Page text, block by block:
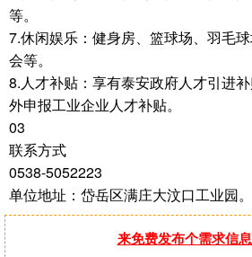
等。
7.休闲娱乐：健身房、篮球场、羽毛
会等。
8.人才补贴：享有泰安政府人才引进
外申报工业企业人才补贴。
03
联系方式
0538-5052223
单位地址：岱岳区满庄大汶口工业园。
来免费发布个需求信